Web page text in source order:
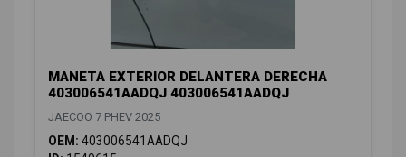
MANETA EXTERIOR DELANTERA DERECHA
403006541AADQJ 403006541AADQJ
JAECOO 7 PHEV 2025
OEM: 403006541AADQJ